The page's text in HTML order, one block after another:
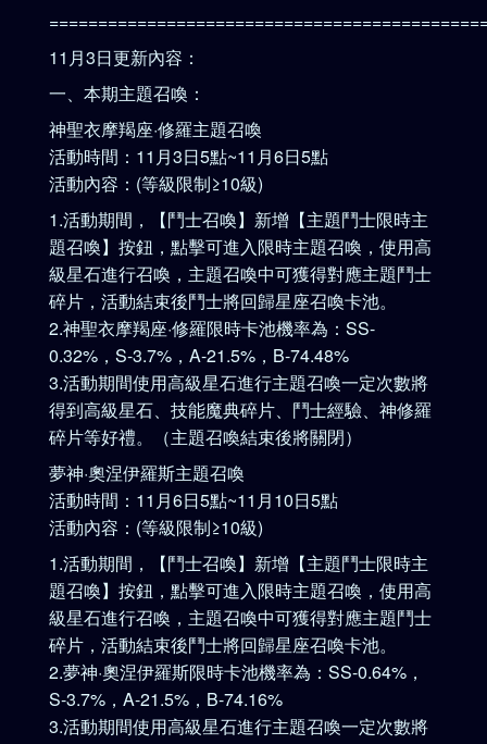
11月3日更新內容：
一、本期主題召喚：
神聖衣摩羯座·修羅主題召喚
活動時間：11月3日5點~11月6日5點
活動內容：(等級限制≥10級)
1.活動期間，【鬥士召喚】新增【主題鬥士限時主
題召喚】按鈕，點擊可進入限時主題召喚，使用高
級星石進行召喚，主題召喚中可獲得對應主題鬥士
碎片，活動結束後鬥士將回歸星座召喚卡池。
2.神聖衣摩羯座·修羅限時卡池機率為：SS-
0.32%，S-3.7%，A-21.5%，B-74.48%
3.活動期間使用高級星石進行主題召喚一定次數將
得到高級星石、技能魔典碎片、鬥士經驗、神修羅
碎片等好禮。（主題召喚結束後將關閉）
夢神·奧涅伊羅斯主題召喚
活動時間：11月6日5點~11月10日5點
活動內容：(等級限制≥10級)
1.活動期間，【鬥士召喚】新增【主題鬥士限時主
題召喚】按鈕，點擊可進入限時主題召喚，使用高
級星石進行召喚，主題召喚中可獲得對應主題鬥士
碎片，活動結束後鬥士將回歸星座召喚卡池。
2.夢神·奧涅伊羅斯限時卡池機率為：SS-0.64%，
S-3.7%，A-21.5%，B-74.16%
3.活動期間使用高級星石進行主題召喚一定次數將